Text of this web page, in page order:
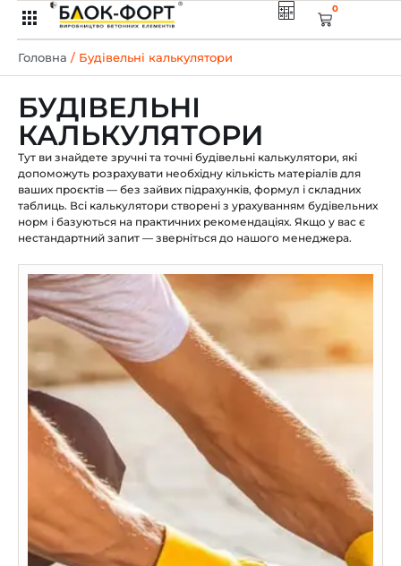
0
Головна / Будівельні калькулятори
БУДІВЕЛЬНІ
КАЛЬКУЛЯТОРИ
Тут ви знайдете зручні та точні будівельні калькулятори, які
допоможуть розрахувати необхідну кількість матеріалів для
ваших проєктів — без зайвих підрахунків, формул і складних
таблиць. Всі калькулятори створені з урахуванням будівельних
норм і базуються на практичних рекомендаціях. Якщо у вас є
нестандартний запит — зверніться до нашого менеджера.